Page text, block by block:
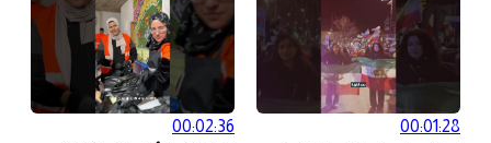
00:01:28
00:02:36